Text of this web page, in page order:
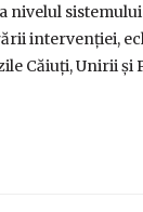
nivelul
intervenției,
Căiuți, Unirii și